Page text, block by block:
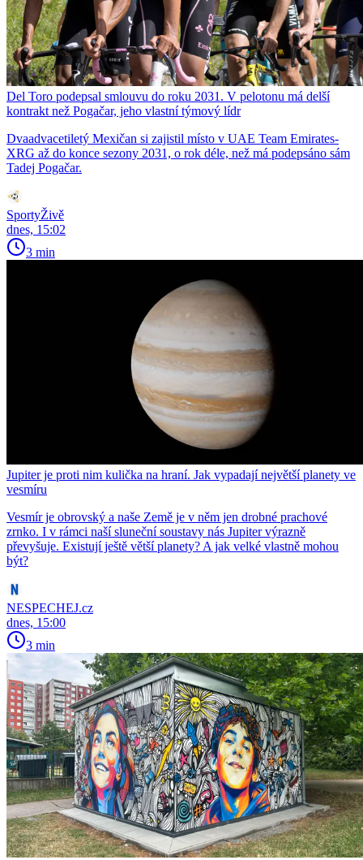
Del Toro podepsal smlouvu do roku 2031. V pelotonu má delší
kontrakt než Pogačar, jeho vlastní týmový lídr
Dvaadvacetiletý Mexičan si zajistil místo v UAE Team Emirates-
XRG až do konce sezony 2031, o rok déle, než má podepsáno sám
Tadej Pogačar.
SportyŽivě
dnes, 15:02
3 min
Jupiter je proti nim kulička na hraní. Jak vypadají největší planety ve
vesmíru
Vesmír je obrovský a naše Země je v něm jen drobné prachové
zrnko. I v rámci naší sluneční soustavy nás Jupiter výrazně
převyšuje. Existují ještě větší planety? A jak velké vlastně mohou
být?
NESPECHEJ.cz
dnes, 15:00
3 min